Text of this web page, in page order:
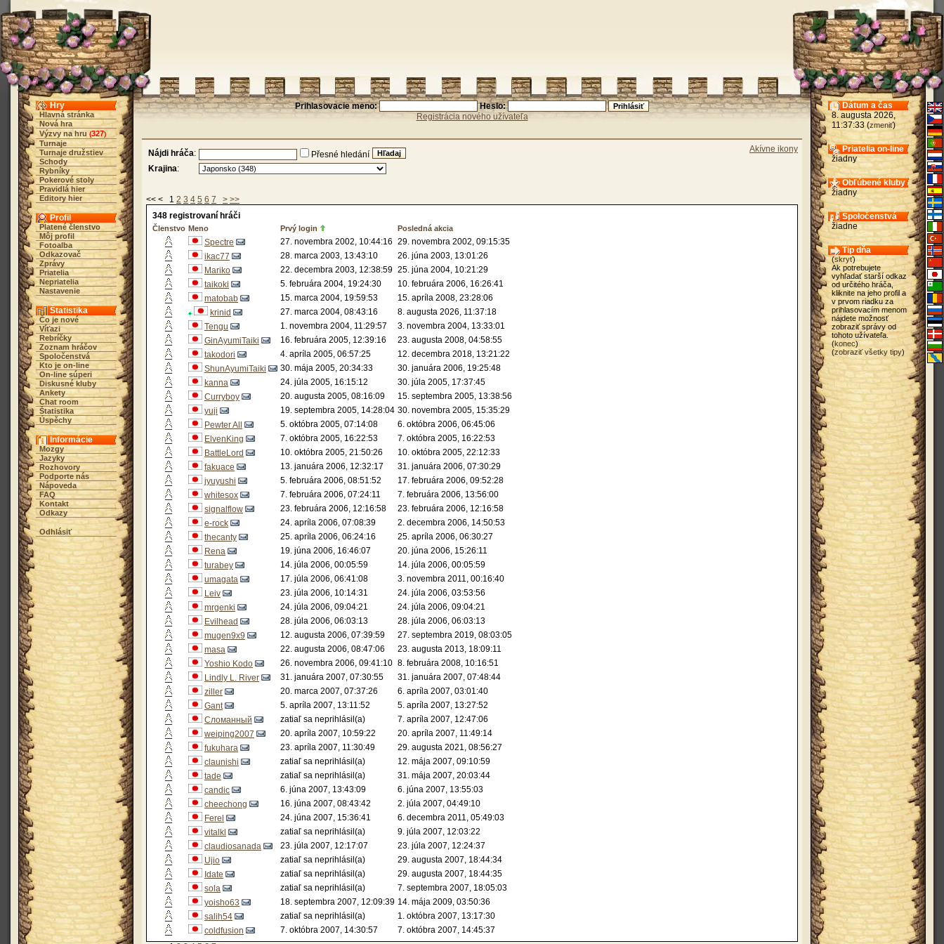
Hry
Hlavná stránka
Nová hra
Výzvy na hru (327)
Turnaje
Turnaje družstiev
Schody
Rybníky
Pokerové stoly
Pravidlá hier
Editory hier
Profil
Platené členstvo
Môj profil
Fotoalba
Odkazovač
Zprávy
Priatelia
Nepriatelia
Nastavenie
Štatistika
Čo je nové
Víťazi
Rebríčky
Zoznam hráčov
Spoločenstvá
Kto je on-line
On-line súperi
Diskusné kluby
Ankety
Chat room
Štatistika
Úspěchy
Informácie
Mozgy
Jazyky
Rozhovory
Podporte nás
Nápoveda
FAQ
Kontakt
Odkazy
Odhlásiť
Prihlasovacie meno:
Heslo:
Registrácia nového užívateľa
Akívne ikony
Nájdi hráča:
Přesné hledání
Krajina:
<< < 1 2 3 4 5 6 7 > >>
348 registrovaní hráči
Členstvo Meno Prvý login Posledná akcia
Spectre 27. novembra 2002, 10:44:16 29. novembra 2002, 09:15:35
ikac77
28. marca 2003, 13:43:10
26. júna 2003, 13:01:26
Mariko
22. decembra 2003, 12:38:59 25. júna 2004, 10:21:29
taikoki
5. februára 2004, 19:24:30
10. februára 2006, 16:26:41
matobab
15. marca 2004, 19:59:53
15. apríla 2008, 23:28:06
krinid
27. marca 2004, 08:43:16
8. augusta 2026, 11:37:18
Tengu
1. novembra 2004, 11:29:57
3. novembra 2004, 13:33:01
GinAyumiTaiki
16. februára 2005, 12:39:16
23. augusta 2008, 04:58:55
takodori
4. apríla 2005, 06:57:25
12. decembra 2018, 13:21:22
ShunAyumiTaiki
30. mája 2005, 20:34:33
30. januára 2006, 19:25:48
kanna
24. júla 2005, 16:15:12
30. júla 2005, 17:37:45
Curryboy
20. augusta 2005, 08:16:09
15. septembra 2005, 13:38:56
yuji
19. septembra 2005, 14:28:04 30. novembra 2005, 15:35:29
Pewter All
5. októbra 2005, 07:14:08
6. októbra 2006, 06:45:06
ElvenKing
7. októbra 2005, 16:22:53
7. októbra 2005, 16:22:53
BattleLord
10. októbra 2005, 21:50:26
10. októbra 2005, 22:12:33
fakuace
13. januára 2006, 12:32:17
31. januára 2006, 07:30:29
jyuyushi
5. februára 2006, 08:51:52
17. februára 2006, 09:52:28
whitesox
7. februára 2006, 07:24:11
7. februára 2006, 13:56:00
signalflow
23. februára 2006, 12:16:58
23. februára 2006, 12:16:58
e-rock
24. apríla 2006, 07:08:39
2. decembra 2006, 14:50:53
thecanty
25. apríla 2006, 06:24:16
25. apríla 2006, 06:30:27
Rena
19. júna 2006, 16:46:07
20. júna 2006, 15:26:11
turabey
14. júla 2006, 00:05:59
14. júla 2006, 00:05:59
umagata
17. júla 2006, 06:41:08
3. novembra 2011, 00:16:40
Leiv
23. júla 2006, 10:14:31
24. júla 2006, 03:53:56
mrgenki
24. júla 2006, 09:04:21
24. júla 2006, 09:04:21
Evilhead
28. júla 2006, 06:03:13
28. júla 2006, 06:03:13
mugen9x9
12. augusta 2006, 07:39:59
27. septembra 2019, 08:03:05
masa
22. augusta 2006, 08:47:06
23. augusta 2013, 18:09:11
Yoshio Kodo
26. novembra 2006, 09:41:10 8. februára 2008, 10:16:51
Lindly L. River
31. januára 2007, 07:30:55
31. januára 2007, 07:48:44
ziller
20. marca 2007, 07:37:26
6. apríla 2007, 03:01:40
Gant
5. apríla 2007, 13:11:52
5. apríla 2007, 13:27:52
Сломанный
zatiaľ sa neprihlásil(a)
7. apríla 2007, 12:47:06
weiping2007
20. apríla 2007, 10:59:22
20. apríla 2007, 11:49:14
fukuhara
23. apríla 2007, 11:30:49
29. augusta 2021, 08:56:27
claunishi
zatiaľ sa neprihlásil(a)
12. mája 2007, 09:10:59
tade
zatiaľ sa neprihlásil(a)
31. mája 2007, 20:03:44
candic
6. júna 2007, 13:43:09
6. júna 2007, 13:55:03
cheechong
16. júna 2007, 08:43:42
2. júla 2007, 04:49:10
Ferel
24. júna 2007, 15:36:41
6. decembra 2011, 05:49:03
vitalkl
zatiaľ sa neprihlásil(a)
9. júla 2007, 12:03:22
claudiosanada
23. júla 2007, 12:17:07
23. júla 2007, 12:24:37
Ujio
zatiaľ sa neprihlásil(a)
29. augusta 2007, 18:44:34
Idate
zatiaľ sa neprihlásil(a)
29. augusta 2007, 18:44:35
sola
zatiaľ sa neprihlásil(a)
7. septembra 2007, 18:05:03
yoisho63
18. septembra 2007, 12:09:39 14. mája 2009, 03:50:36
salih54
zatiaľ sa neprihlásil(a)
1. októbra 2007, 13:17:30
coldfusion
7. októbra 2007, 14:30:57
7. októbra 2007, 14:45:37
Dátum a čas
8. augusta 2026,
11:37:33 (zmeniť)
Priatelia on-line
žiadny
Obľúbené kluby
žiadny
Spoločenstvá
žiadne
Tip dňa
(skryť)
Ak potrebujete
vyhľadať starší odkaz
od určitého hráča,
kliknite na jeho profil a
v prvom riadku za
prihlasovacím menom
nájdete možnosť
zobraziť správy od
tohoto užívateľa.
(konec)
(zobraziť všetky tipy)